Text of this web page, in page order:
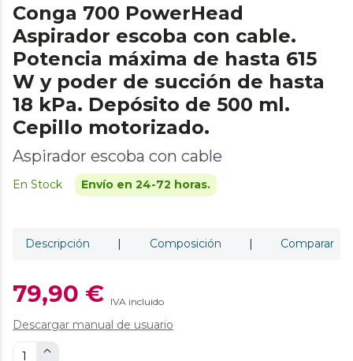
Conga 700 PowerHead
Aspirador escoba con cable.
Potencia máxima de hasta 615
W y poder de succión de hasta
18 kPa. Depósito de 500 ml.
Cepillo motorizado.
Aspirador escoba con cable
En Stock Envío en 24-72 horas.
Descripción | Composición | Comparar
79,90 € IVA incluido
Descargar manual de usuario